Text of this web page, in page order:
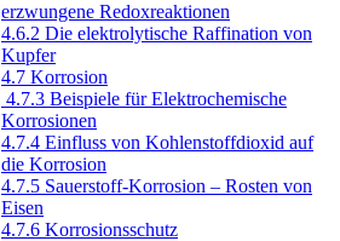
erzwungene Redoxreaktionen
4.6.2 Die elektrolytische Raffination von
Kupfer
4.7 Korrosion
4.7.3 Beispiele für Elektrochemische
Korrosionen
4.7.4 Einfluss von Kohlenstoffdioxid auf
die Korrosion
4.7.5 Sauerstoff-Korrosion – Rosten von
Eisen
4.7.6 Korrosionsschutz